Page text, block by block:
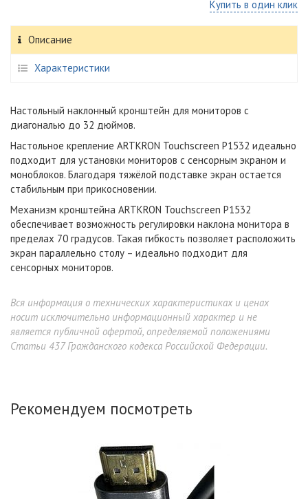
Купить в один клик
Описание
Характеристики
Настольный наклонный кронштейн для мониторов с
диагональю до 32 дюймов.
Настольное крепление ARTKRON Touchscreen P1532 идеально
подходит для установки мониторов с сенсорным экраном и
моноблоков. Благодаря тяжёлой подставке экран остается
стабильным при прикосновении.
Механизм кронштейна ARTKRON Touchscreen P1532
обеспечивает возможность регулировки наклона монитора в
пределах 70 градусов. Такая гибкость позволяет расположить
экран параллельно столу – идеально подходит для
сенсорных мониторов.
Вся информация о технических характеристиках и ценах
носит исключительно информационный характер и не
является публичной офертой, определяемой положениями
Статьи 437 Гражданского кодекса Российской Федерации.
Рекомендуем посмотреть